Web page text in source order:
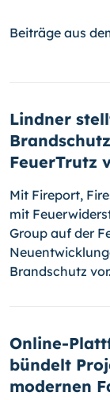
Beiträge aus
Lindner
FeuerTrutz
Mit Fireport,
mit
Group auf der
Brandschutz vor.
Online-
bündelt
modernen